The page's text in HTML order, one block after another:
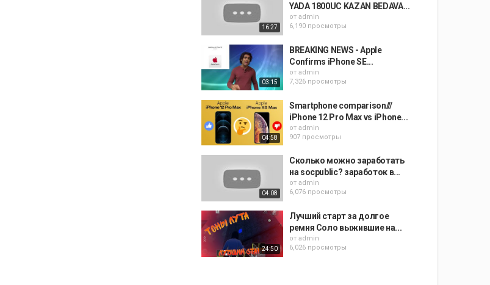
16:27
YADA 1800UC KAZAN BEDAVA...
от admin
6,190 просмотры
03:15
BREAKING NEWS - Apple
Confirms iPhone SE...
от admin
7,326 просмотры
04:58
Smartphone comparison///
iPhone 12 Pro Max vs iPhone...
от admin
907 просмотры
04:08
Сколько можно заработать
на socpublic? заработок в...
от admin
6,076 просмотры
24:50
Лучший старт за долгое
ремня Соло выжившие на...
от admin
6,026 просмотры